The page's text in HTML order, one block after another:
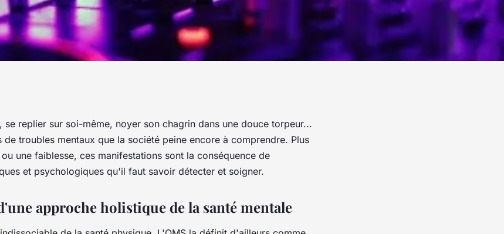
les tabous,
!
se replier sur soi-même, noyer son chagrin dans une douce torpeur...
de troubles mentaux que la société peine encore à comprendre. Plus
une faiblesse, ces manifestations sont la conséquence de
et psychologiques qu'il faut savoir détecter et soigner.
approche holistique de la santé mentale